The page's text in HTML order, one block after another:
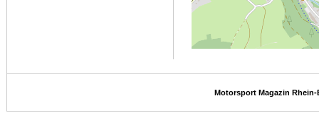
Motorsport Magazin Rhein-